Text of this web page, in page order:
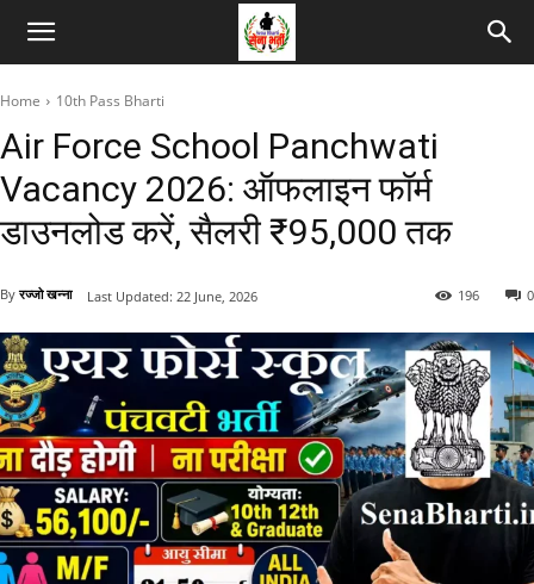
Home 10th Pass Bharti
Air Force School Panchwati
Vacancy 2026: ऑफलाइन फॉर्म
डाउनलोड करें, सैलरी ₹95,000 तक
By रज्जो खन्ना 0
196
Last Updated: 22 June, 2026